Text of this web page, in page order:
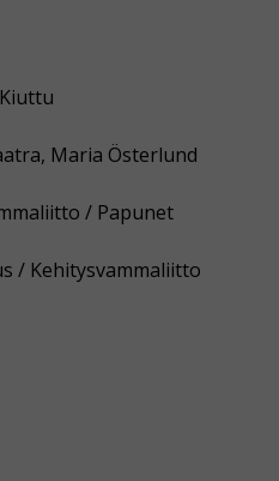
Maria Österlund
/ Papunet
/ Kehitysvammaliitto